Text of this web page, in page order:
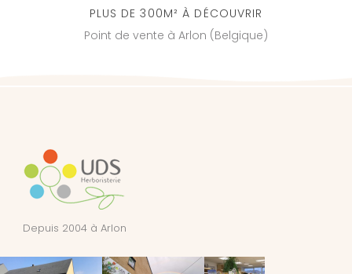
PLUS DE 300M² À DÉCOUVRIR
Point de vente à Arlon (Belgique)
Depuis 2004 à Arlon